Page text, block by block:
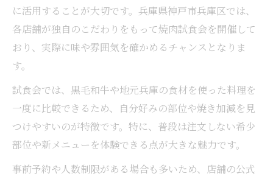
に活用することが大切です。兵庫県神戸市兵庫区では、
各店舗が独自のこだわりをもって焼肉試食会を開催して
おり、実際に味や雰囲気を確かめるチャンスとなりま
す。
試食会では、黒毛和牛や地元兵庫の食材を使った料理を
一度に比較できるため、自分好みの部位や焼き加減を見
つけやすいのが特徴です。特に、普段は注文しない希少
部位や新メニューを体験できる点が大きな魅力です。
事前予約や人数制限がある場合も多いため、店舗の公式